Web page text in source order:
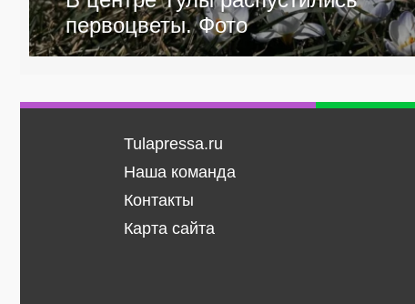
первоцветы. Фото
Tulapressa.ru
Наша команда
Контакты
Карта сайта